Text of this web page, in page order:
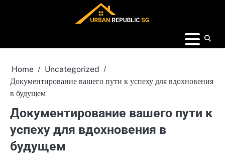
Home
Uncategorized
Документирование вашего пути к успеху для вдохновения
в будущем
Документирование вашего пути к
успеху для вдохновения в
будущем